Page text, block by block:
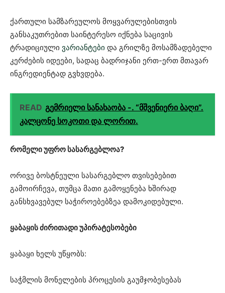
ქართული სამზარეულოს მოყვარულებისთვის
განსაკუთრებით საინტერესო იქნება საცივის
ტრადიციული ვარიანტები და გრილზე მოსამზადებელი
კერძების იდეები, სადაც ბადრიჯანი ერთ-ერთ მთავარ
ინგრედიენტად გვხვდება.
READ გემრიელი სანახაობა -. “მშვენიერი ბაღი”.
კალცონე სოკოთი და ლორით.
რომელი უფრო სასარგებლოა?
ორივე ბოსტნეული სასარგებლო თვისებებით
გამოირჩევა, თუმცა მათი გამოყენება ხშირად
განსხვავებულ საჭიროებებზეა დამოკიდებული.
ყაბაყის ძირითადი უპირატესობები
ყაბაყი ხელს უწყობს:
საჭმლის მონელების პროცესის გაუმჯობესებას